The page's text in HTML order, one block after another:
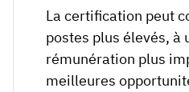
La certification peut
postes plus élevés, à
rémunération plus
meilleures